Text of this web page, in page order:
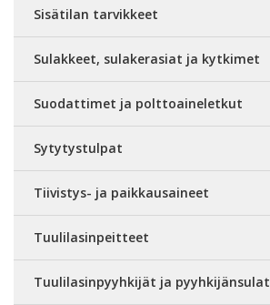
Sisätilan tarvikkeet
Sulakkeet, sulakerasiat ja kytkimet
Suodattimet ja polttoaineletkut
Sytytystulpat
Tiivistys- ja paikkausaineet
Tuulilasinpeitteet
Tuulilasinpyyhkijät ja pyyhkijänsulat